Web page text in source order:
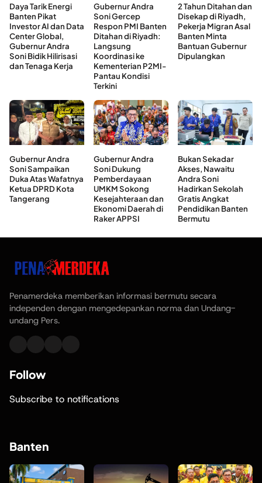
Daya Tarik Energi
Banten Pikat
Investor AI dan Data
Center Global,
Gubernur Andra
Soni Bidik Hilirisasi
dan Tenaga Kerja
Gubernur Andra
Soni Gercep
Respon PMI Banten
Ditahan di Riyadh:
Langsung
Koordinasi ke
Kementerian P2MI-
Pantau Kondisi
Terkini
2 Tahun Ditahan dan
Disekap di Riyadh,
Pekerja Migran Asal
Banten Minta
Bantuan Gubernur
Dipulangkan
Gubernur Andra
Soni Sampaikan
Duka Atas Wafatnya
Ketua DPRD Kota
Tangerang
Gubernur Andra
Soni Dukung
Pemberdayaan
UMKM Sokong
Kesejahteraan dan
Ekonomi Daerah di
Raker APPSI
Bukan Sekadar
Akses, Nawaitu
Andra Soni
Hadirkan Sekolah
Gratis Angkat
Pendidikan Banten
Bermutu
Penamerdeka memberikan informasi bermutu secara
independen dengan mengedepankan norma dan Undang-
undang Pers.
Follow
Subscribe to notifications
Banten